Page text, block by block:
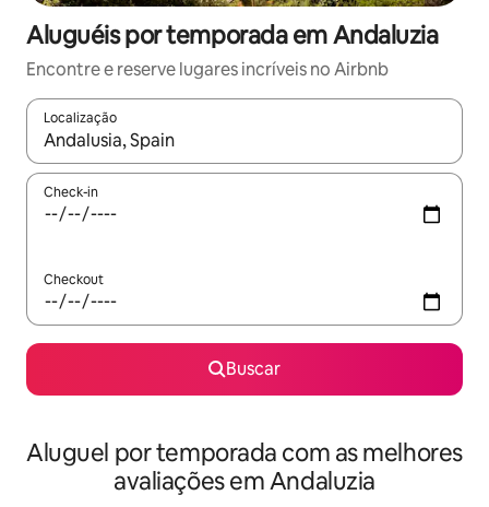
Aluguéis por temporada em Andaluzia
Encontre e reserve lugares incríveis no Airbnb
Localização
Quando os resultados estiverem disponíveis, explore-os
Check-in
Checkout
Buscar
Aluguel por temporada com as melhores
avaliações em Andaluzia